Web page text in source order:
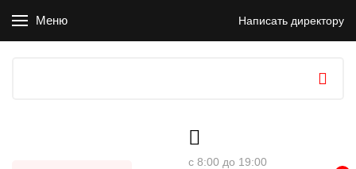
Меню Написать директору
с 8:00 до 19:00